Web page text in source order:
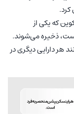
که یکی از
ذخیره می‌شوند.
هر دارایی دیگری در